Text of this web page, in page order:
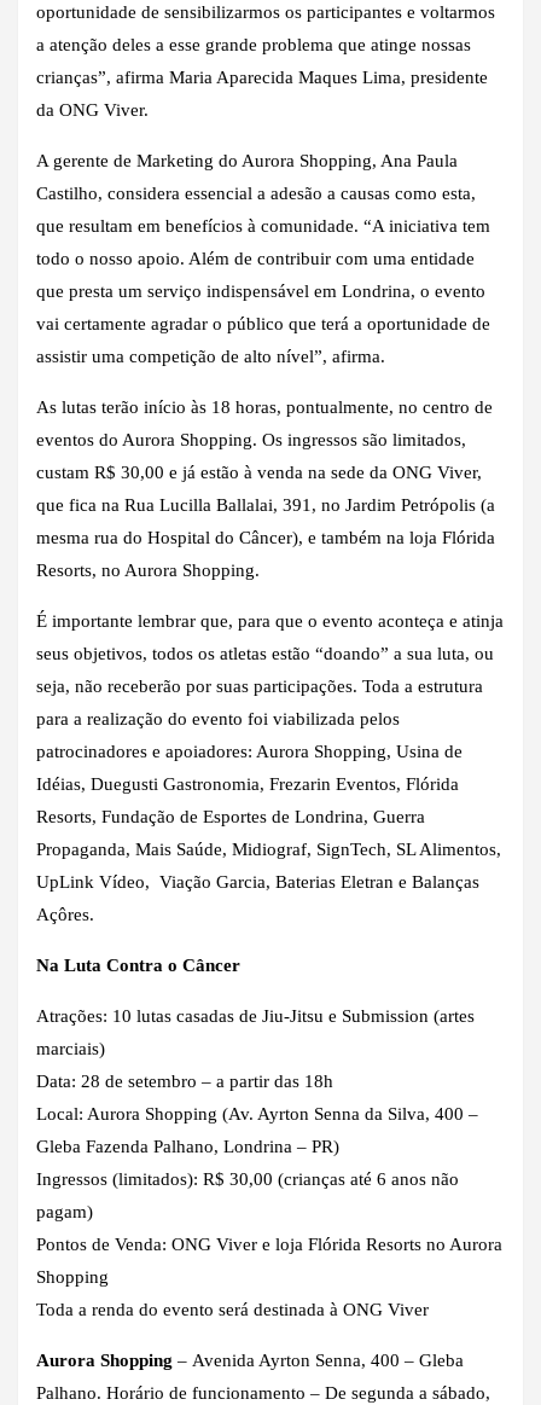
oportunidade de sensibilizarmos os participantes e voltarmos
a atenção deles a esse grande problema que atinge nossas
crianças”, afirma Maria Aparecida Maques Lima, presidente
da ONG Viver.
A gerente de Marketing do Aurora Shopping, Ana Paula
Castilho, considera essencial a adesão a causas como esta,
que resultam em benefícios à comunidade. “A iniciativa tem
todo o nosso apoio. Além de contribuir com uma entidade
que presta um serviço indispensável em Londrina, o evento
vai certamente agradar o público que terá a oportunidade de
assistir uma competição de alto nível”, afirma.
As lutas terão início às 18 horas, pontualmente, no centro de
eventos do Aurora Shopping. Os ingressos são limitados,
custam R$ 30,00 e já estão à venda na sede da ONG Viver,
que fica na Rua Lucilla Ballalai, 391, no Jardim Petrópolis (a
mesma rua do Hospital do Câncer), e também na loja Flórida
Resorts, no Aurora Shopping.
É importante lembrar que, para que o evento aconteça e atinja
seus objetivos, todos os atletas estão “doando” a sua luta, ou
seja, não receberão por suas participações. Toda a estrutura
para a realização do evento foi viabilizada pelos
patrocinadores e apoiadores: Aurora Shopping, Usina de
Idéias, Duegusti Gastronomia, Frezarin Eventos, Flórida
Resorts, Fundação de Esportes de Londrina, Guerra
Propaganda, Mais Saúde, Midiograf, SignTech, SL Alimentos,
UpLink Vídeo, Viação Garcia, Baterias Eletran e Balanças
Açôres.
Na Luta Contra o Câncer
Atrações: 10 lutas casadas de Jiu-Jitsu e Submission (artes
marciais)
Data: 28 de setembro – a partir das 18h
Local: Aurora Shopping (Av. Ayrton Senna da Silva, 400 –
Gleba Fazenda Palhano, Londrina – PR)
Ingressos (limitados): R$ 30,00 (crianças até 6 anos não
pagam)
Pontos de Venda: ONG Viver e loja Flórida Resorts no Aurora
Shopping
Toda a renda do evento será destinada à ONG Viver
Aurora Shopping – Avenida Ayrton Senna, 400 – Gleba
Palhano. Horário de funcionamento – De segunda a sábado,